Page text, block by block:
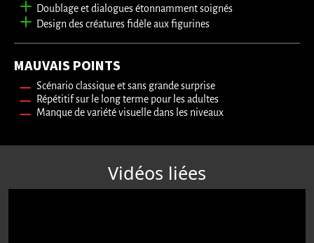
Doublage et dialogues étonnamment soignés
Design des créatures fidèle aux figurines
MAUVAIS POINTS
Scénario classique et sans grande surprise
Répétitif sur le long terme pour les adultes
Manque de variété visuelle dans les niveaux
Vidéos liées